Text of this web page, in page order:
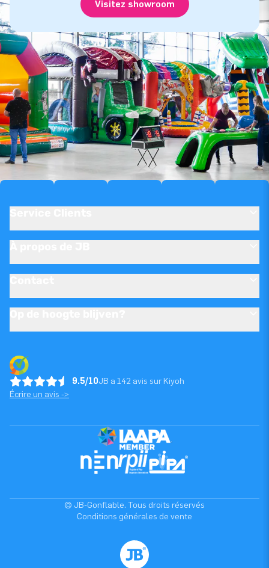
Visitez showroom
9.5/10JB a 142 avis sur Kiyoh
Écrire un avis ->
© JB-Gonflable. Tous droits réservés
Conditions générales de vente